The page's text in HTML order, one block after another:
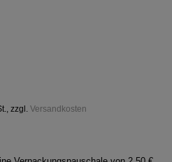
zzgl. Versandkosten